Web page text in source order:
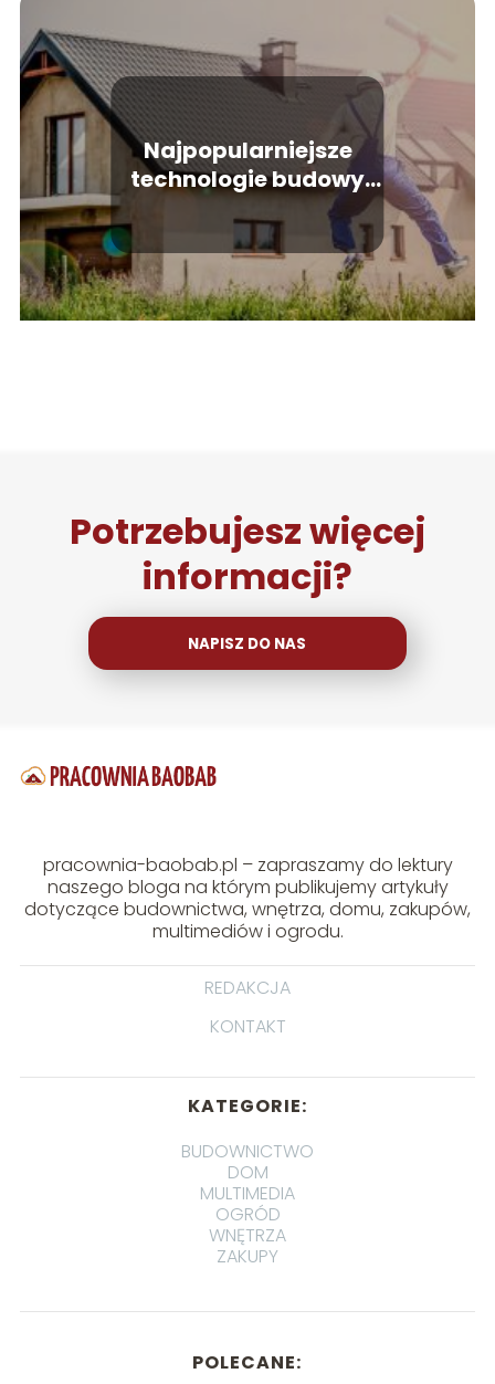
Najpopularniejsze
technologie budowy
domu, które trzeba
znać
Potrzebujesz więcej
informacji?
NAPISZ DO NAS
pracownia-baobab.pl – zapraszamy do lektury
naszego bloga na którym publikujemy artykuły
dotyczące budownictwa, wnętrza, domu, zakupów,
multimediów i ogrodu.
REDAKCJA
KONTAKT
KATEGORIE:
BUDOWNICTWO
DOM
MULTIMEDIA
OGRÓD
WNĘTRZA
ZAKUPY
POLECANE: